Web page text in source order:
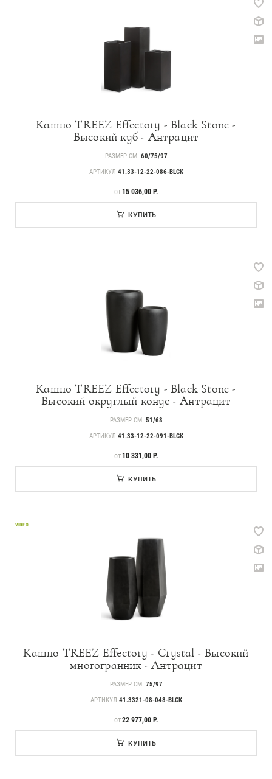
Кашпо TREEZ Effectory - Black Stone -
Высокий куб - Антрацит
РАЗМЕР СМ. 60/75/97
АРТИКУЛ 41.33-12-22-086-BLCK
ЦЕНА
ОТ 15 036,00 Р.
КУПИТЬ
Кашпо TREEZ Effectory - Black Stone -
Высокий округлый конус - Антрацит
РАЗМЕР СМ. 51/68
АРТИКУЛ 41.33-12-22-091-BLCK
ЦЕНА
ОТ 10 331,00 Р.
КУПИТЬ
VIDEO
Кашпо TREEZ Effectory - Crystal - Высокий
многогранник - Антрацит
РАЗМЕР СМ. 75/97
АРТИКУЛ 41.3321-08-048-BLCK
ЦЕНА
ОТ22 977,00 Р.
КУПИТЬ